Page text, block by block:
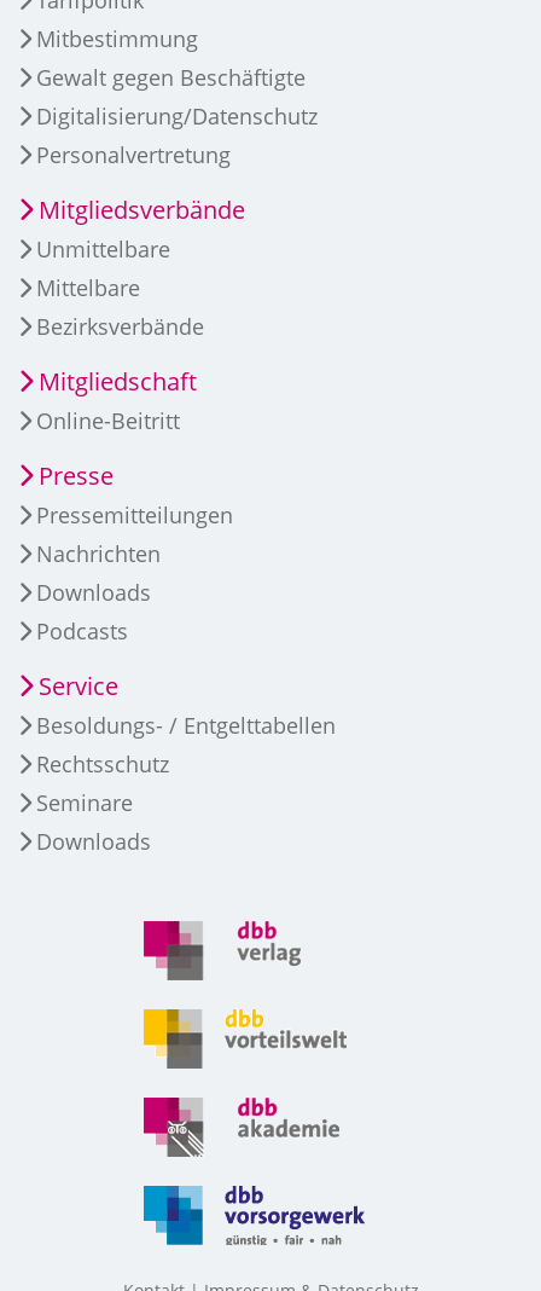
Mitbestimmung
Gewalt gegen Beschäftigte
Digitalisierung/Datenschutz
Personalvertretung
Mitgliedsverbände
Unmittelbare
Mittelbare
Bezirksverbände
Mitgliedschaft
Online-Beitritt
Presse
Pressemitteilungen
Nachrichten
Downloads
Podcasts
Service
Besoldungs- / Entgelttabellen
Rechtsschutz
Seminare
Downloads